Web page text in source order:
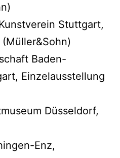
Stuttgart,
Baden-
Einzelausstellung
Düsseldorf,
Enz,